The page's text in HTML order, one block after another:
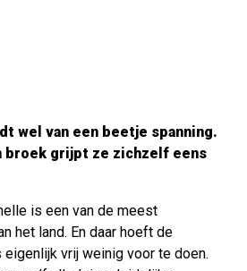
wel van een beetje spanning.
broek grijpt ze zichzelf eens
is een van de meest
het land. En daar hoeft de
vrij weinig voor te doen.